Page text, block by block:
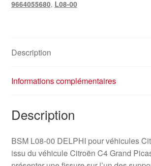
9664055680, L08-00
Description
Informations complémentaires
Description
BSM L08-00 DELPHI pour véhicules
issu du véhicule Citroën C4 Grand